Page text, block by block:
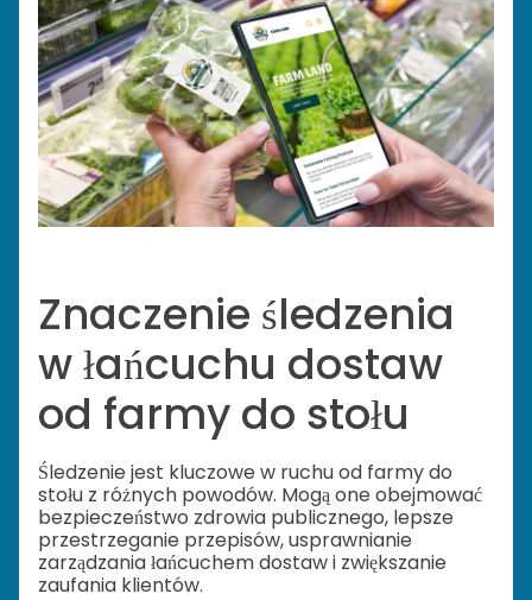
Znaczenie śledzenia
w łańcuchu dostaw
od farmy do stołu
Śledzenie jest kluczowe w ruchu od farmy do
stołu z różnych powodów. Mogą one obejmować
bezpieczeństwo zdrowia publicznego, lepsze
przestrzeganie przepisów, usprawnianie
zarządzania łańcuchem dostaw i zwiększanie
zaufania klientów.